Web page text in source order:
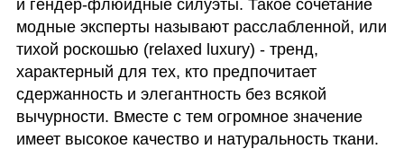
и гендер-флюидные силуэты. Такое сочетание
модные эксперты называют расслабленной, или
тихой роскошью (relaxed luxury) - тренд,
характерный для тех, кто предпочитает
сдержанность и элегантность без всякой
вычурности. Вместе с тем огромное значение
имеет высокое качество и натуральность ткани.